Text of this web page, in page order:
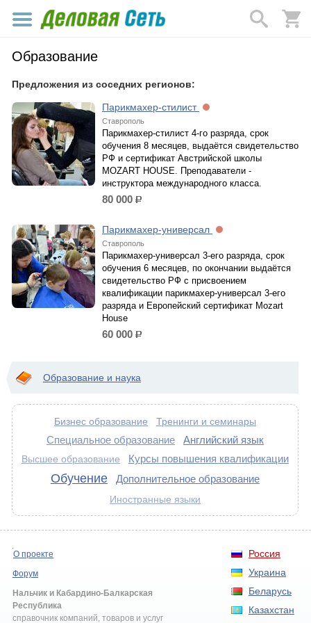
Образование
Предложения из соседних регионов:
Парикмахер-стилист
Ставрополь
Парикмахер-стилист 4-го разряда, срок
обучения 8 месяцев, выдаётся свидетельство
РФ и сертификат Австрийской школы
MOZART HOUSE. Преподаватели -
инструктора международного класса.
80 000 р.
Парикмахер-универсал
Ставрополь
Парикмахер-универсал 3-его разряда, срок
обучения 6 месяцев, по окончании выдаётся
свидетельство РФ с присвоением
квалификации парикмахер-универсал 3-его
разряда и Европейский сертификат Mozart
House
60 000 р.
Образование и наука
Бизнес образование Тренинги и семинары
Специальное образование Английский язык
Высшее образование Курсы повышения квалификации
Обучение Дополнительное образование
Иностранные языки
Россия
Украина
Беларусь
Казахстан
О проекте
Форум
Нальчик и Кабардино-Балкарская
Республика
справочник компаний, товаров и услуг